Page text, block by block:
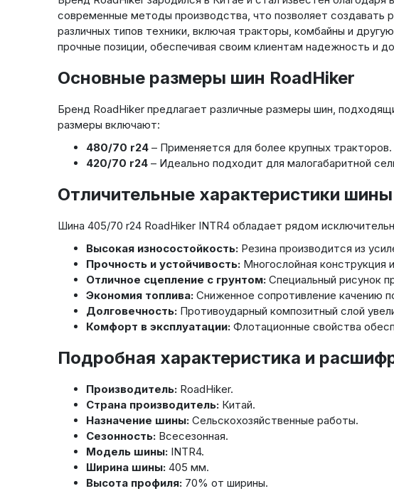
современные методы производства, что позволяет
различных типов техники, включая тракторы, комбайны и
прочные позиции, обеспечивая своим клиентам надежность и
Основные размеры шин RoadHiker
Бренд RoadHiker предлагает различные размеры шин,
размеры включают:
480/70 r24– Применяется для более крупных тракторов.
420/70 r24– Идеально подходит для малогабаритной
Отличительные характеристики
Шина 405/70 r24 RoadHiker INTR4 обладает рядом
Высокая износостойкость:Резина производится из
Прочность и устойчивость:Многослойная конструкция
Отличное сцепление с грунтом:Специальный рисунок
Экономия топлива:Сниженное сопротивление качению
Долговечность:Противоударный композитный слой
Комфорт в эксплуатации:Флотационные свойства
Подробная характеристика и
Производитель:RoadHiker.
Страна производитель:Китай.
Назначение шины:Сельскохозяйственные работы.
Сезонность:Всесезонная.
Модель шины:INTR4.
Ширина шины:405 мм.
Высота профиля:70% от ширины.